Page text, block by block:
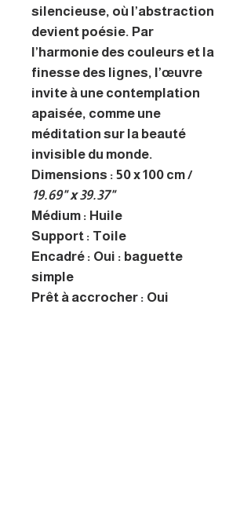
silencieuse, où l’abstraction
devient poésie. Par
l’harmonie des couleurs et la
finesse des lignes, l’œuvre
invite à une contemplation
apaisée, comme une
méditation sur la beauté
invisible du monde.
Dimensions : 50 x 100 cm /
19.69" x 39.37"
Médium : Huile
Support : Toile
Encadré : Oui : baguette
simple
Prêt à accrocher : Oui